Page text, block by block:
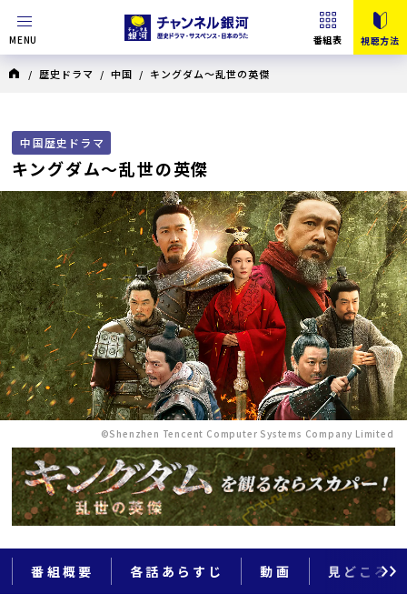
MENU 番組表 視聴方法
/ 歴史ドラマ / 中国 / キングダム～乱世の英傑
中国歴史ドラマ
キングダム～乱世の英傑
©Shenzhen Tencent Computer Systems Company Limited
番組概要 各話あらすじ 動画 見どころ